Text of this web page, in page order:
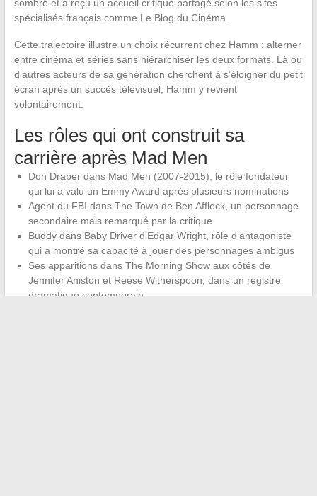
sombre et a reçu un accueil critique partagé selon les sites
spécialisés français comme Le Blog du Cinéma.
Cette trajectoire illustre un choix récurrent chez Hamm : alterner
entre cinéma et séries sans hiérarchiser les deux formats. Là où
d’autres acteurs de sa génération cherchent à s’éloigner du petit
écran après un succès télévisuel, Hamm y revient
volontairement.
Les rôles qui ont construit sa
carrière après Mad Men
Don Draper dans Mad Men (2007-2015), le rôle fondateur
qui lui a valu un Emmy Award après plusieurs nominations
Agent du FBI dans The Town de Ben Affleck, un personnage
secondaire mais remarqué par la critique
Buddy dans Baby Driver d’Edgar Wright, rôle d’antagoniste
qui a montré sa capacité à jouer des personnages ambigus
Ses apparitions dans The Morning Show aux côtés de
Jennifer Aniston et Reese Witherspoon, dans un registre
dramatique contemporain